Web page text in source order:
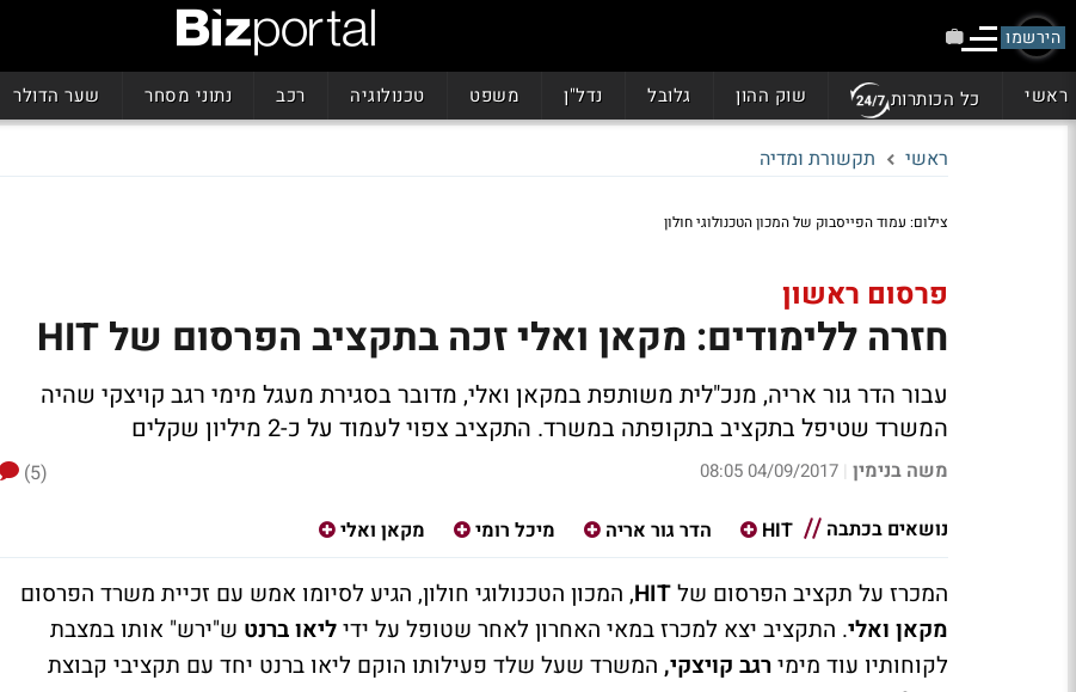
הירשמו
ראשי כל הכותרות שוק ההון גלובל נדל"ן משפט טכנולוגיה רכב נתוני מסחר שער הדולר
ראשי תקשורת ומדיה
צילום: עמוד הפייסבוק של המכון הטכנולוגי חולון
פרסום ראשון
חזרה ללימודים: מקאן ואלי זכה בתקציב הפרסום של HIT
עבור הדר גור אריה, מנכ"לית משותפת במקאן ואלי, מדובר בסגירת מעגל מימי רגב קויצקי שהיה
המשרד שטיפל בתקציב בתקופתה במשרד. התקציב צפוי לעמוד על כ-2 מיליון שקלים
משה בנימין |
04/09/2017 08:05
(5)
נושאים בכתבה
HIT הדר גור אריה מיכל רומי מקאן ואלי
המכרז על תקציב הפרסום שלHIT, המכון הטכנולוגי חולון, הגיע לסיומו אמש עם זכיית משרד הפרסום
מקאן ואלי. התקציב יצא למכרז במאי האחרון לאחר שטופל על ידיליאו ברנט ש"ירש" אותו במצבת
לקוחותיו עוד מימירגב קויצקי, המשרד שעל שלד פעילותו הוקם ליאו ברנט יחד עם תקציבי קבוצת